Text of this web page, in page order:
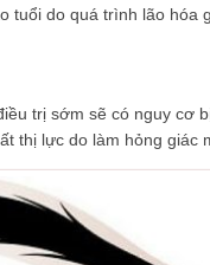
tuổi do quá trình lão hóa
trị sớm sẽ có nguy cơ
thị lực do làm hỏng giác